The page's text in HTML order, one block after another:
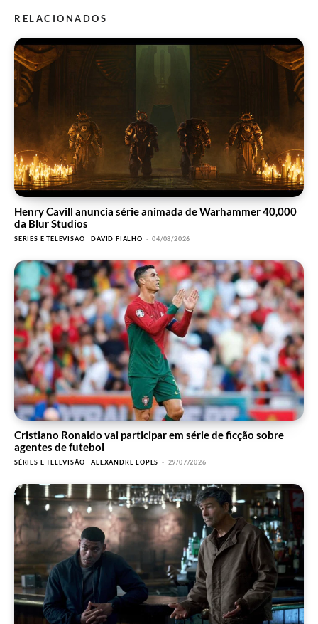
RELACIONADOS
Henry Cavill anuncia série animada de Warhammer 40,000
da Blur Studios
SÉRIES E TELEVISÃO DAVID FIALHO - 04/08/2026
Cristiano Ronaldo vai participar em série de ficção sobre
agentes de futebol
SÉRIES E TELEVISÃO ALEXANDRE LOPES - 29/07/2026